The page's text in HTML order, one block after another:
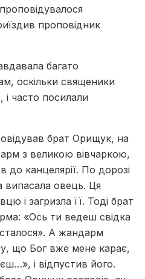
проповідник
багато
оскільки священики
і часто посилали
брат Орищук, на
з великою вівчаркою,
до канцелярії. По дорозі
випасала овець. Ця
і загризла її. Тоді брат
«Ось ти ведеш свідка
А жандарм
що Бог вже мене карає,
і відпустив його.